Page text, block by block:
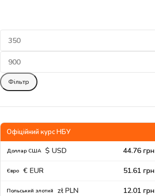
Фільтр
Офіційний курс НБУ
Доллар США $ USD 44.76 грн
Євро € EUR 51.61 грн
Польський злотий zł PLN 12.01 грн